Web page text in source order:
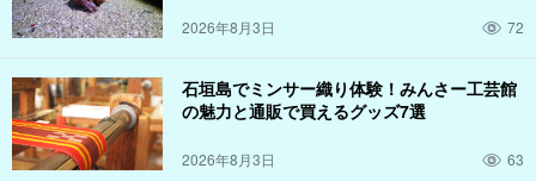
2026年8月3日 72
石垣島でミンサー織り体験！みんさー工芸館
の魅力と通販で買えるグッズ7選
2026年8月3日 63